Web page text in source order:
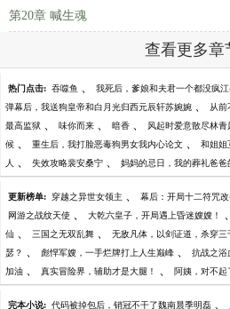
第20章 喊生魂
查看更多章
热门点击: 吞噬鱼 、 我死后，爹娘和夫君一个都没疯
弹幕后，我送狗皇帝和白月光归西元辰轩苏婉婉 、 从前
最高监狱 、 味你而来 、 暗香 、 风起时爱意散尽林青
候 、 重生后，我打脸恶毒狗男女我内心论文 、 和姐姐
人 、 失效攻略裴安桑宁 、 妈妈的忌日，我的葬礼爸爸
更新榜单: 穿越之异世女领主 、 幕后：开局十二符咒
网游之战纹天使 、 大乾六皇子，开局遇上昏迷嫂嫂！ 、
仙 、 三国之无双乱舞 、 无敌凡体，以剑证道，杀穿三
瑟？ 、 彪悍军嫂，一手烂牌打上人生巅峰 、 抗战之浴
加油 、 真实冒险界，辅助才是大腿！ 、 阿姨，对不起
完本小说: 代码被掉包后，销冠不干了魏南晨季明磊 、